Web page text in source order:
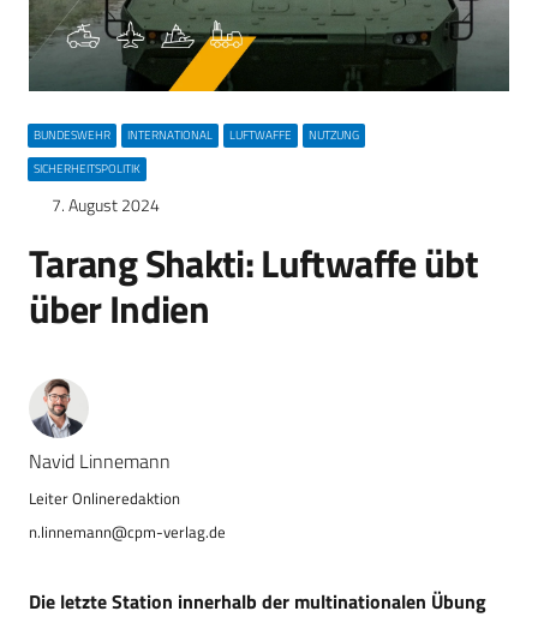
BUNDESWEHR INTERNATIONAL LUFTWAFFE
NUTZUNG
SICHERHEITSPOLITIK
7. August 2024
Tarang Shakti: Luftwaffe übt
über Indien
Navid Linnemann
n.linnemann@cpm-verlag.de
Die letzte Station innerhalb der multinationalen Übung